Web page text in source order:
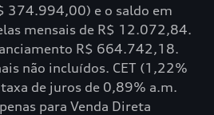
374.994,00) e o saldo em
mensais de R$ 12.072,84.
R$ 664.742,18.
não incluídos. CET (1,22%
de juros de 0,89% a.m.
para Venda Direta